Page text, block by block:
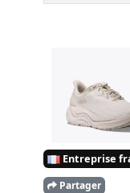
Entreprise
Partager